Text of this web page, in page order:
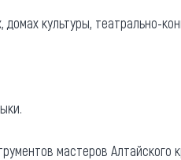
культуры, театрально-
мастеров Алтайского